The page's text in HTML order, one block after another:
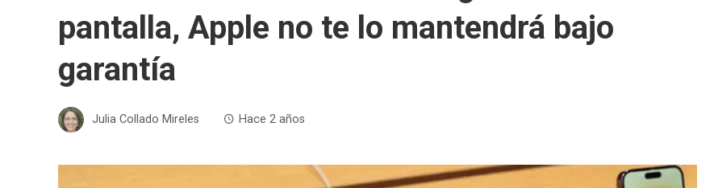
pantalla, Apple no te lo mantendrá bajo
garantía
Julia Collado Mireles Hace 2 años